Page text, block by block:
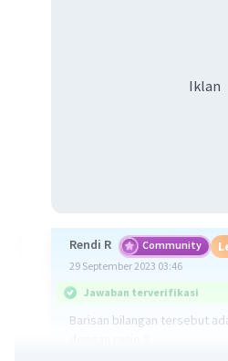
Iklan
Rendi R Community
29 September 2023 03:46
Jawaban terverifikasi
Barisan bilangan tersebut